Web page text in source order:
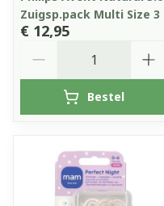
Zuigsp.pack Multi Size 3
€ 12,95
Bestel